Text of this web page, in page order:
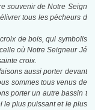
souvenir de Notre Seign
tous les pécheurs d
de bois, qui symbolis
où Notre Seigneur Jé
croix.
aussi porter devant
sommes tous venus de
porter un autre bassin t
le plus puissant et le plus